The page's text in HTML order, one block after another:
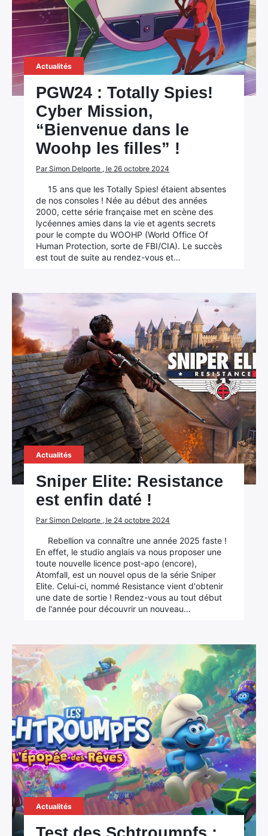
Actualités
PGW24 : Totally Spies!
Cyber Mission,
“Bienvenue dans le
Woohp les filles” !
Par Simon Delporte , le 26 octobre 2024
15 ans que les Totally Spies! étaient absentes
de nos consoles ! Née au début des années
2000, cette série française met en scène des
lycéennes amies dans la vie et agents secrets
pour le compte du WOOHP (World Office Of
Human Protection, sorte de FBI/CIA). Le succès
est tout de suite au rendez-vous et…
Actualités
Sniper Elite: Resistance
est enfin daté !
Par Simon Delporte , le 24 octobre 2024
Rebellion va connaître une année 2025 faste !
En effet, le studio anglais va nous proposer une
toute nouvelle licence post-apo (encore),
Atomfall, est un nouvel opus de la série Sniper
Elite. Celui-ci, nommé Resistance vient d'obtenir
une date de sortie ! Rendez-vous au tout début
de l'année pour découvrir un nouveau…
Actualités